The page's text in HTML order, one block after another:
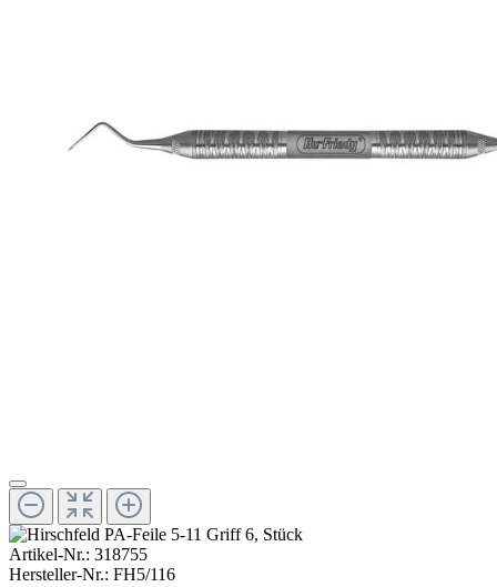
Artikel-Nr.: 318755
Hersteller-Nr.: FH5/116